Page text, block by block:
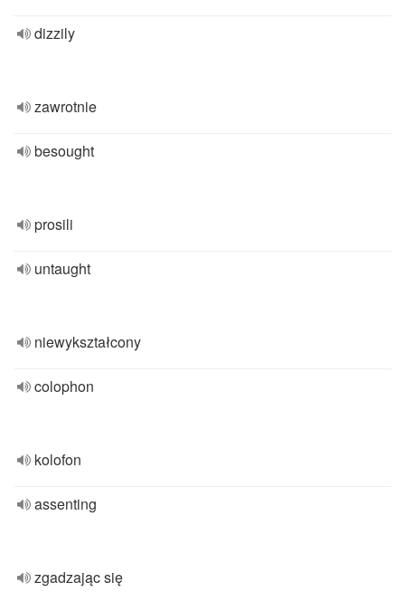
dizzily
zawrotnie
besought
prosili
untaught
niewykształcony
colophon
kolofon
assenting
zgadzając się